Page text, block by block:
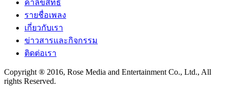
ค่าลิขสิทธิ์
รายชื่อเพลง
เกี่ยวกับเรา
ข่าวสารและกิจกรรม
ติดต่อเรา
Copyright ® 2016, Rose Media and Entertainment Co., Ltd., All
rights Reserved.